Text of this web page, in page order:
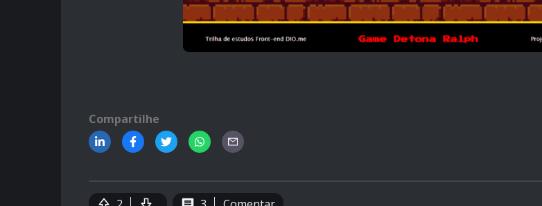
Compartilhe